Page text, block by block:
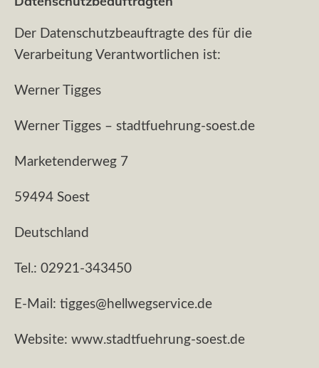
Der Datenschutzbeauftragte des für die
Verarbeitung Verantwortlichen ist:
Werner Tigges
Werner Tigges – stadtfuehrung-soest.de
Marketenderweg 7
59494 Soest
Deutschland
Tel.: 02921-343450
E-Mail: tigges@hellwegservice.de
Website: www.stadtfuehrung-soest.de